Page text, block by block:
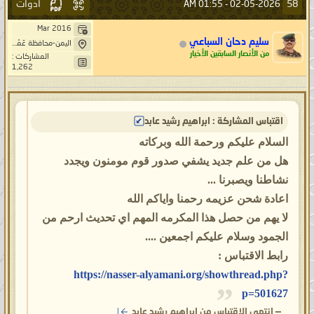
المسلمين في العجم والعرب فكيف
تصدّقون بالباطل وتتّبعونه وتعرضون عن
الحقّ في محكم القرآن وعن الحقّ في
أحاديث سنّة البيان؟ فكيف ترون الحقّ
باطلاً والباطل حقّاً! فهل أنتم مسلمون أم
مُبلسون من رحمة الله أرحم الراحمين؟
ألا وإنّ المُبلسين من رحمة الله في
عذاب الله خالدون في النار، وسبب
بقائهم في عذاب الله هو بسبب إبلاسهم
من رحمته وينتظرون أن يرحمهم سواه
فيشفع لهم بين يدي ربهم، فاتقوا الله يا
معشر المُبلسين من رحمة الله وتذكّروا
قول الله تعالى:
ذَا عَذَابٍ شَدِيدٍ إِذَا هُمْ فِيهِ مُبْلِسُونَ ﴿٧٧﴾}
صدق الله العظيم [المؤمنون].
58
02-05-2026 -
01:55 AM أدوات
سليم دحان السباعي
من الأنصار السابقين الأخيار
Mar 2016
اليمن-محافظة عَمْرَانْ-بَنِيْ صُرَيْمْ- خِيَارْ حَاشد
المشاركات :
1,262
اقتباس المشاركة : ابراهيم رشيد عابد
السلام عليكم ورحمة الله وبركاته
هل من علم جديد يشفي صدور قوم مومنون ويجدد
نشاطنا ويصبرنا ...
اعادة شحن عزيمه رحمنا واياكم الله
لا يهم من حصل هذا المكرمه المهم اي تحديث ارحم من
الجمود وسلام عليكم اجمعين ....
رابط الاقتباس :
https://nasser-alyamani.org/showthread.php?
p=501627
— انتهى الاقتباس من ابراهيم رشيد عابد